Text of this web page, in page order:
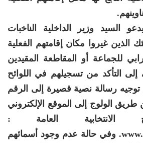
السيد وزير الداخلية الناخبات
الذين غيروا مكان إقامتهم الفعلية
للجماعة أو المقاطعة المقيدين
إلى التأكد من تسجيلهم في اللوائح
توجيه رسالة نصية قصيرة إلى الرقم
أو عن طريق الولوج إلى الموقع الإلكتروني
الانتخابية العامة :
www.listeselectorales.ma. وفي حالة عدم وجود أسمائهم